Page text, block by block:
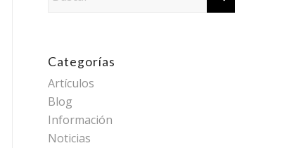
Categorías
Artículos
Blog
Información
Noticias